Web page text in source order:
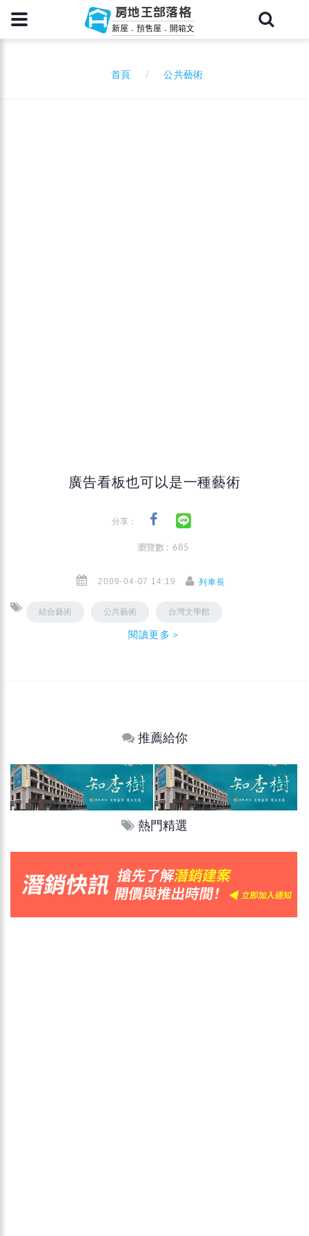
房地王部落格
新屋．預售屋．開箱文
首頁 公共藝術
廣告看板也可以是一種藝術
分享：
瀏覽數 : 685
2009-04-07 14:19 列車長
結合藝術 公共藝術 台灣文學館
閱讀更多＞
推薦給你
熱門精選